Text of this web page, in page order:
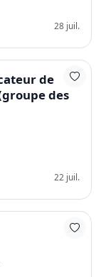
28 juil.
de
des
22 juil.